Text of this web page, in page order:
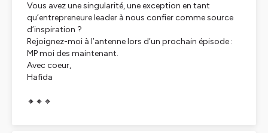
Vous avez une singularité, une exception en tant
qu’entrepreneure leader à nous confier comme source
d’inspiration ?
Rejoignez-moi à l’antenne lors d’un prochain épisode :
MP moi des maintenant.
Avec coeur,
Hafida
🔸🔸🔸